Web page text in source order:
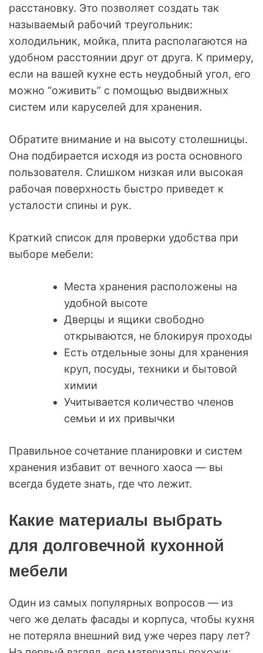
расстановку. Это позволяет создать так
называемый рабочий треугольник:
холодильник, мойка, плита располагаются на
удобном расстоянии друг от друга. К примеру,
если на вашей кухне есть неудобный угол, его
можно “оживить” с помощью выдвижных
систем или каруселей для хранения.
Обратите внимание и на высоту столешницы.
Она подбирается исходя из роста основного
пользователя. Слишком низкая или высокая
рабочая поверхность быстро приведет к
усталости спины и рук.
Краткий список для проверки удобства при
выборе мебели:
Места хранения расположены на
удобной высоте
Дверцы и ящики свободно
открываются, не блокируя проходы
Есть отдельные зоны для хранения
круп, посуды, техники и бытовой
химии
Учитывается количество членов
семьи и их привычки
Правильное сочетание планировки и систем
хранения избавит от вечного хаоса — вы
всегда будете знать, где что лежит.
Какие материалы выбрать
для долговечной кухонной
мебели
Один из самых популярных вопросов — из
чего же делать фасады и корпуса, чтобы кухня
не потеряла внешний вид уже через пару лет?